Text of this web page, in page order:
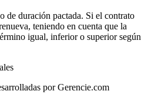
de duración pactada. Si el contrato
teniendo en cuenta que la
igual, inferior o superior según
por Gerencie.com